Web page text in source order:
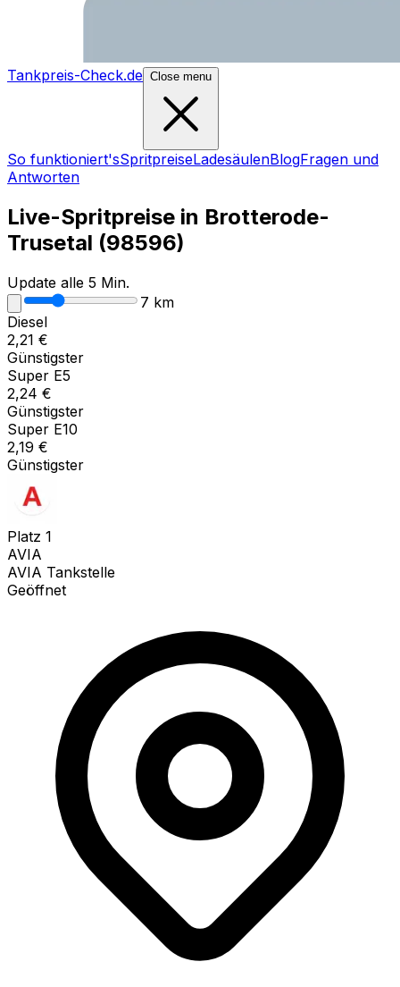
Tankpreis-Check.de Close menu
So funktioniert'sSpritpreiseLadesäulenBlogFragen und
Antworten
Live-Spritpreise in Brotterode-
Trusetal (98596)
Update alle 5 Min.
7 km
Diesel
2,21 €
Günstigster
Super E5
2,24 €
Günstigster
Super E10
2,19 €
Günstigster
Platz 1
AVIA
AVIA Tankstelle
Geöffnet